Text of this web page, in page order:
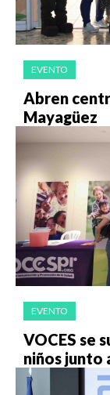
EVENTO
Abren
Mayagüez
EVENTO
VOCES se
niños junto